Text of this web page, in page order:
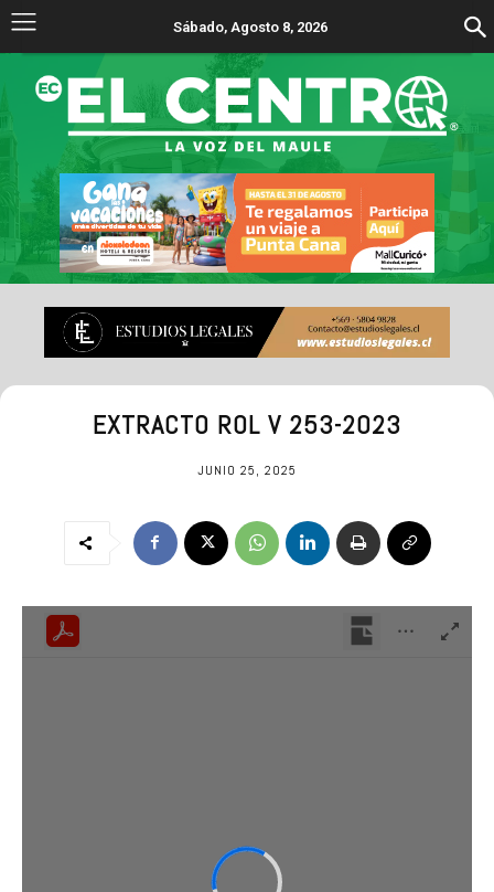
Sábado, Agosto 8, 2026
EXTRACTO ROL V 253-2023
JUNIO 25, 2025